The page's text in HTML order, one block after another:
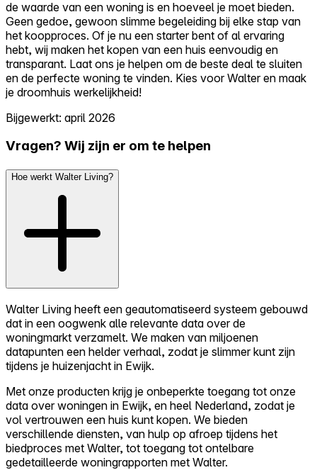
de waarde van een woning is en hoeveel je moet bieden.
Geen gedoe, gewoon slimme begeleiding bij elke stap van
het koopproces. Of je nu een starter bent of al ervaring
hebt, wij maken het kopen van een huis eenvoudig en
transparant. Laat ons je helpen om de beste deal te sluiten
en de perfecte woning te vinden. Kies voor Walter en maak
je droomhuis werkelijkheid!
Bijgewerkt: april 2026
Vragen? Wij zijn er om te helpen
Hoe werkt Walter Living?
Walter Living heeft een geautomatiseerd systeem gebouwd
dat in een oogwenk alle relevante data over de
woningmarkt verzamelt. We maken van miljoenen
datapunten een helder verhaal, zodat je slimmer kunt zijn
tijdens je huizenjacht in Ewijk.
Met onze producten krijg je onbeperkte toegang tot onze
data over woningen in Ewijk, en heel Nederland, zodat je
vol vertrouwen een huis kunt kopen. We bieden
verschillende diensten, van hulp op afroep tijdens het
biedproces met Walter, tot toegang tot ontelbare
gedetailleerde woningrapporten met Walter.